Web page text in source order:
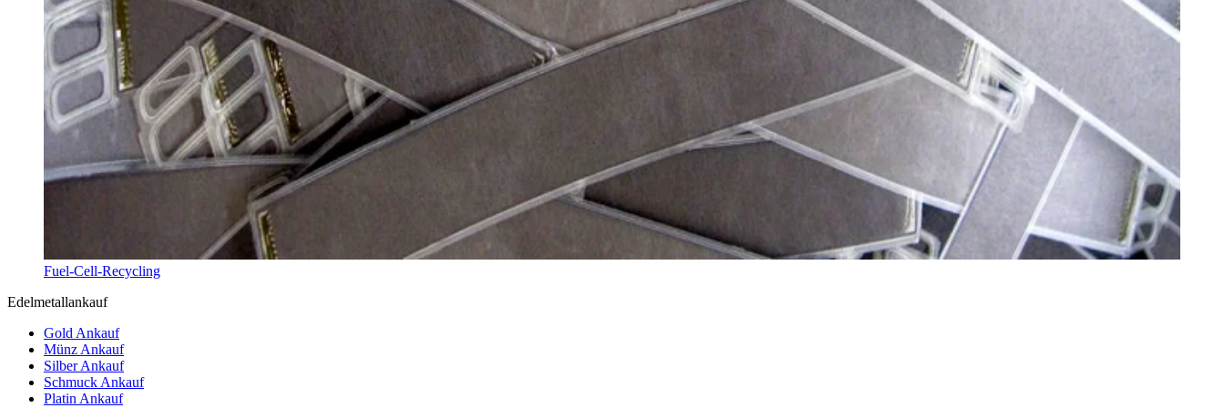
Fuel-Cell-Recycling
Edelmetallankauf
Gold Ankauf
Münz Ankauf
Silber Ankauf
Schmuck Ankauf
Platin Ankauf